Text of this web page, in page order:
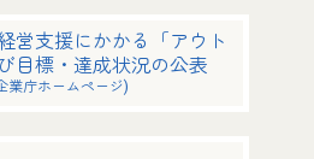
営支援にかかる「アウト
目標・達成状況の公表
業庁ホームページ)